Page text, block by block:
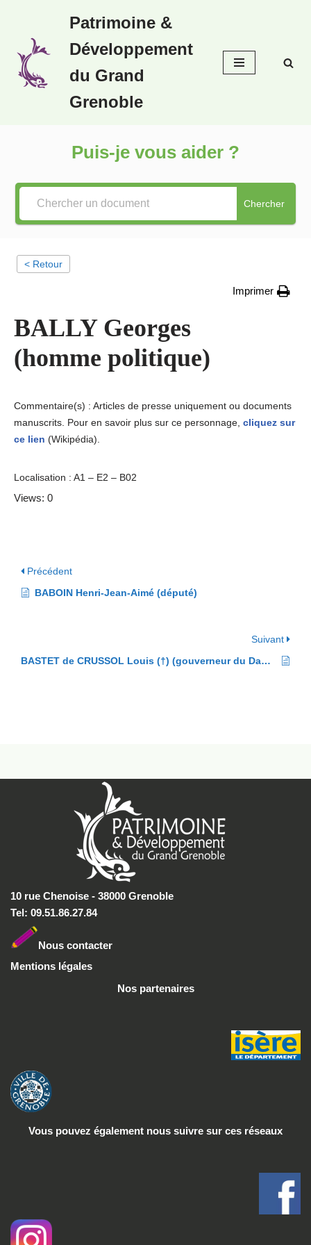
au
contenu
Patrimoine &
Développement
du Grand
Grenoble
Puis-je vous aider ?
Chercher
< Retour
Imprimer
BALLY Georges
(homme politique)
Commentaire(s) : Articles de presse uniquement ou documents
manuscrits. Pour en savoir plus sur ce personnage, cliquez sur
ce lien (Wikipédia).
Localisation : A1 – E2 – B02
Views: 0
Précédent
BABOIN Henri-Jean-Aimé (député)
Suivant
BASTET de CRUSSOL Louis (†) (gouverneur du Dauphiné au 15ème s.)
10 rue Chenoise - 38000 Grenoble
Tel: 09.51.86.27.84
Nous contacter
Mentions légales
Nos partenaires
Vous pouvez également nous suivre sur ces réseaux